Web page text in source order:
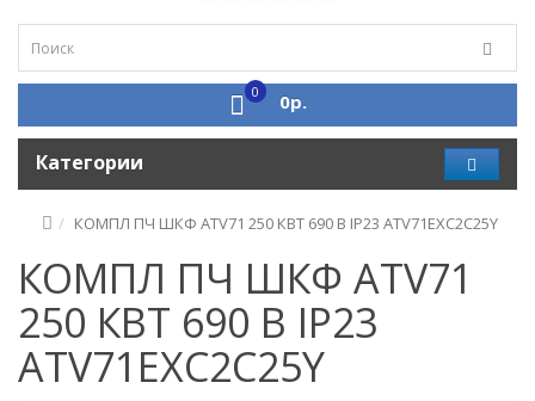
0 0р.
Категории
КОМПЛ ПЧ ШКФ ATV71 250 КВТ 690 В IP23 ATV71EXC2C25Y
КОМПЛ ПЧ ШКФ ATV71
250 КВТ 690 В IP23
ATV71EXC2C25Y